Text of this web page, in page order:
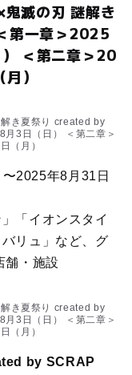
鬼滅の刃 謎解き
第一章＞2025
＜第二章＞20
）
解き夏祭り created by
3日（日） ＜第二章＞
（月）
2025年8月31日
「イオンスタイ
リュ」など、グ
舗・施設
解き夏祭り created by
3日（日） ＜第二章＞
（月）
by SCRAP